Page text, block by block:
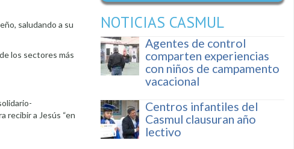
saludando a su
los sectores más
recibir a Jesús “en
NOTICIAS CASMUL
Agentes de control
comparten experiencias
con niños de campamento
vacacional
Centros infantiles del
Casmul clausuran año
lectivo